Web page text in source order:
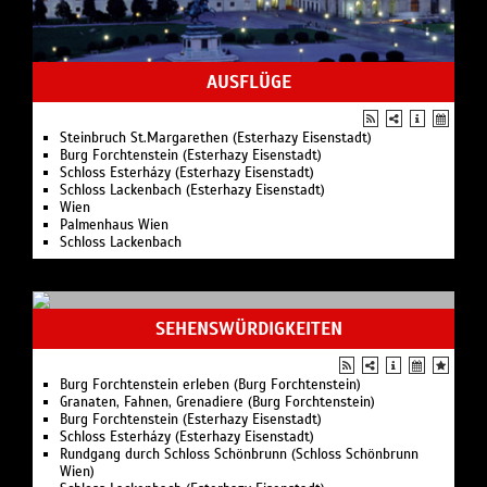
Leopold Museum Wien
AUSFLÜGE
Steinbruch St.Margarethen (Esterhazy Eisenstadt)
Burg Forchtenstein (Esterhazy Eisenstadt)
Schloss Esterházy (Esterhazy Eisenstadt)
Schloss Lackenbach (Esterhazy Eisenstadt)
Wien
Palmenhaus Wien
Schloss Lackenbach
SEHENSWÜRDIGKEITEN
Burg Forchtenstein erleben (Burg Forchtenstein)
Granaten, Fahnen, Grenadiere (Burg Forchtenstein)
Burg Forchtenstein (Esterhazy Eisenstadt)
Schloss Esterházy (Esterhazy Eisenstadt)
Rundgang durch Schloss Schönbrunn (Schloss Schönbrunn
Wien)